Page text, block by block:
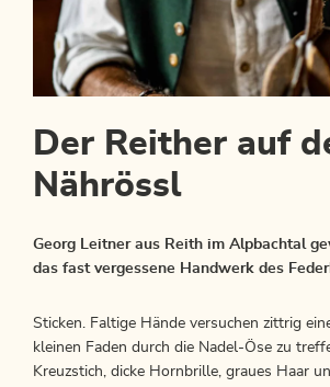
Der Reither auf
Nährössl
Georg Leitner aus Reith im Alpbachtal
das fast vergessene Handwerk des
Sticken. Faltige Hände versuchen zittrig
kleinen Faden durch die Nadel-Öse zu
Kreuzstich, dicke Hornbrille, graues Haar